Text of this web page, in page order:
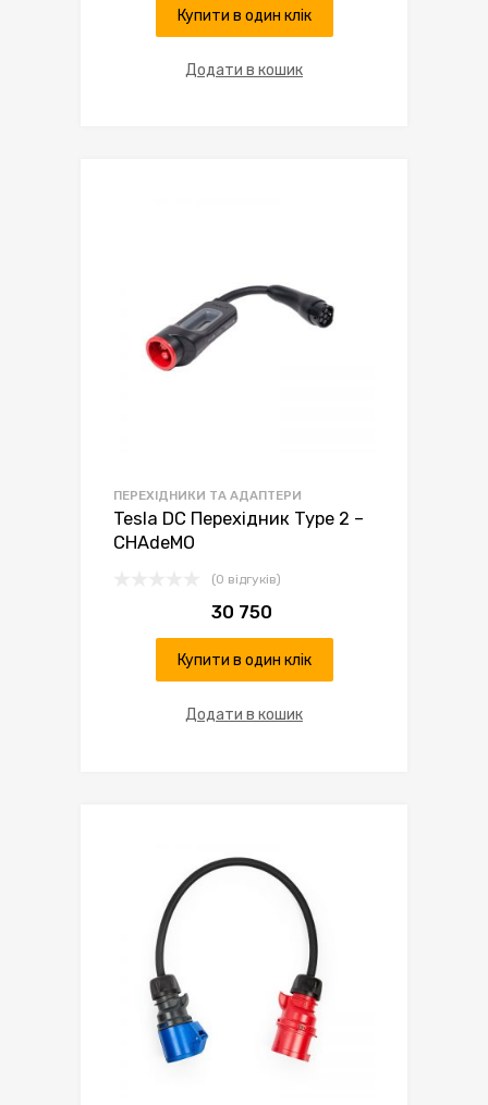
Купити в один клік
Додати в кошик
ПЕРЕХІДНИКИ ТА АДАПТЕРИ
Tesla DC Перехідник Type 2 –
CHAdeMO
(0 відгуків)
30 750
Купити в один клік
Додати в кошик